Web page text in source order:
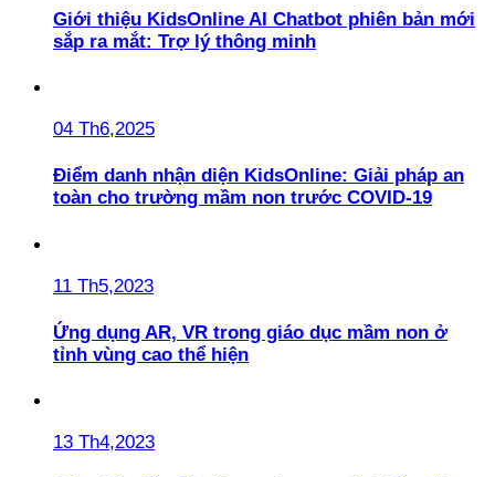
Giới thiệu KidsOnline AI Chatbot phiên bản mới
sắp ra mắt: Trợ lý thông minh
04 Th6,2025
Điểm danh nhận diện KidsOnline: Giải pháp an
toàn cho trường mầm non trước COVID-19
11 Th5,2023
Ứng dụng AR, VR trong giáo dục mầm non ở
tỉnh vùng cao thể hiện
13 Th4,2023